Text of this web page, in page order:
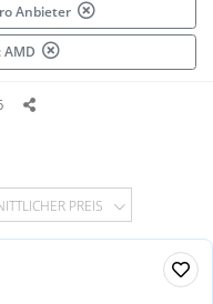
Anbieter
AMD
PREIS